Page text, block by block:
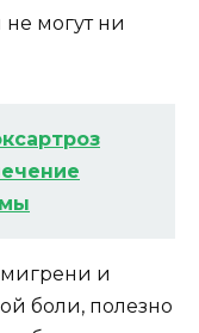
не могут ни
мигрени и
боли, полезно